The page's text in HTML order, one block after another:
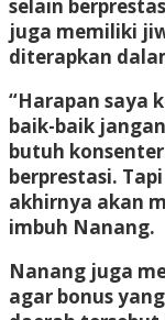
selain
juga memiliki
diterapkan
“Harapan saya
baik-baik
butuh
berprestasi.
akhirnya akan
imbuh Nanang.
Nanang juga
agar bonus